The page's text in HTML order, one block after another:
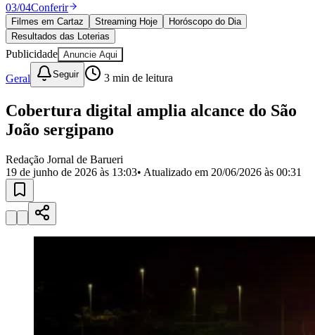
Política
Eleições
Esportes
Saúde
Segurança
Cultura
Meio Ambiente
Obras
Educação
Bairros de Barueri
Selecione sua regiãoPara notícias da sua região
AldeiaAldeia da Serra
Belval
Jardim dos Camargos
Jardim Graziela Jardim Iracema
Jardim LíbanoJardim Maria Cristina Jardim Maria Helena
Jardim Paraíso Jardim Reginalice
Jardim São PedroJardim São Silvestre
03/04Conferir
Filmes em Cartaz Streaming Hoje
Horóscopo do Dia
Resultados das Loterias
Publicidade Anuncie Aqui
Geral Seguir 3 min de leitura
Cobertura digital amplia alcance do São
João sergipano
Redação Jornal de Barueri
19 de junho de 2026 às 13:03• Atualizado em 20/06/2026 às 00:31